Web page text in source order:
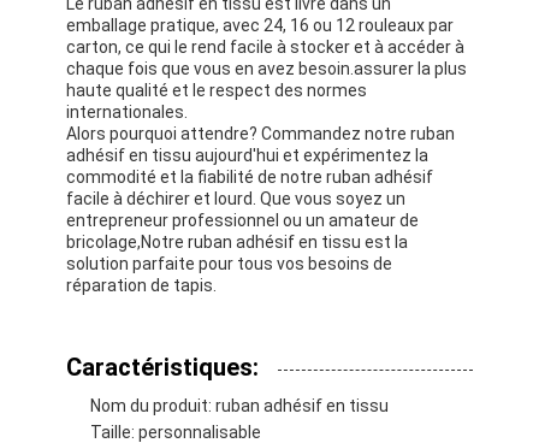
emballage pratique, avec 24, 16 ou 12 rouleaux par
carton, ce qui le rend facile à stocker et à accéder à
chaque fois que vous en avez besoin.assurer la plus
haute qualité et le respect des normes
internationales.
Alors pourquoi attendre? Commandez notre ruban
adhésif en tissu aujourd'hui et expérimentez la
commodité et la fiabilité de notre ruban adhésif
facile à déchirer et lourd. Que vous soyez un
entrepreneur professionnel ou un amateur de
bricolage,Notre ruban adhésif en tissu est la
solution parfaite pour tous vos besoins de
réparation de tapis.
Caractéristiques:
Nom du produit: ruban adhésif en tissu
Taille: personnalisable